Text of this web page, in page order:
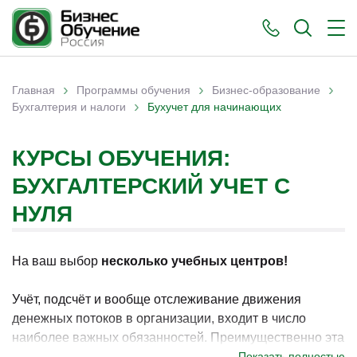
Вы здесь
Главная › Программы обучения › Бизнес-образование ›
Бухгалтерия и налоги › Бухучет для начинающих
КУРСЫ ОБУЧЕНИЯ:
БУХГАЛТЕРСКИЙ УЧЕТ С
НУЛЯ
На ваш выбор несколько учебных центров!
Учёт, подсчёт и вообще отслеживание движения
денежных потоков в организации, входит в число
наиболее важных обязанностей. Преимущественно эта